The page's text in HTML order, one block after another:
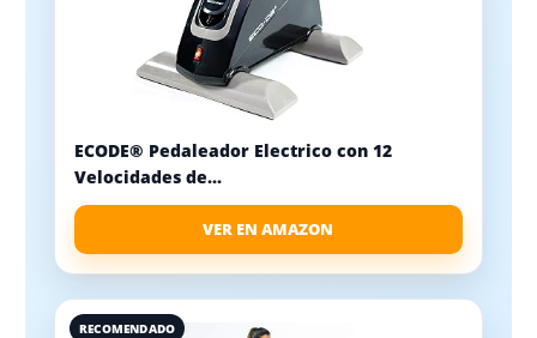
ECODE® Pedaleador Electrico con 12
Velocidades de...
VER EN AMAZON
RECOMENDADO